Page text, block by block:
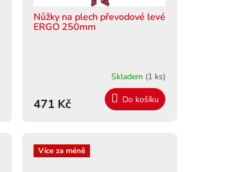
Nůžky na plech převodové levé
ERGO 250mm
Skladem (1 ks)
471 Kč Do košíku
Více za méně